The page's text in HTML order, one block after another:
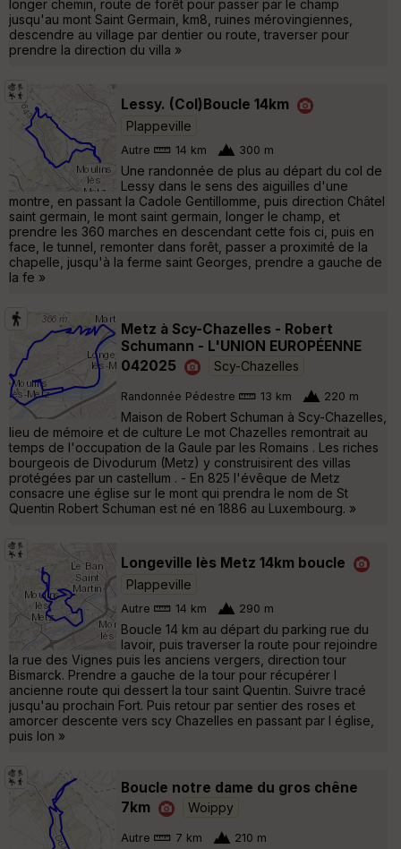
longer chemin, route de forêt pour passer par le champ
jusqu'au mont Saint Germain, km8, ruines mérovingiennes,
descendre au village par dentier ou route, traverser pour
prendre la direction du villa »
Lessy. (Col)Boucle 14km
Plappeville
Autre 14 km 300 m
Une randonnée de plus au départ du col de
Lessy dans le sens des aiguilles d'une
montre, en passant la Cadole Gentillomme, puis direction Châtel
saint germain, le mont saint germain, longer le champ, et
prendre les 360 marches en descendant cette fois ci, puis en
face, le tunnel, remonter dans forêt, passer a proximité de la
chapelle, jusqu'à la ferme saint Georges, prendre a gauche de
la fe »
Metz à Scy-Chazelles - Robert
Schumann - L'UNION EUROPÉENNE
042025
Scy-Chazelles
Randonnée Pédestre 13 km 220 m
Maison de Robert Schuman à Scy-Chazelles,
lieu de mémoire et de culture Le mot Chazelles remontrait au
temps de l'occupation de la Gaule par les Romains . Les riches
bourgeois de Divodurum (Metz) y construisirent des villas
protégées par un castellum . - En 825 l'évêque de Metz
consacre une église sur le mont qui prendra le nom de St
Quentin Robert Schuman est né en 1886 au Luxembourg. »
Longeville lès Metz 14km boucle
Plappeville
Autre 14 km 290 m
Boucle 14 km au départ du parking rue du
lavoir, puis traverser la route pour rejoindre
la rue des Vignes puis les anciens vergers, direction tour
Bismarck. Prendre a gauche de la tour pour récupérer l
ancienne route qui dessert la tour saint Quentin. Suivre tracé
jusqu'au prochain Fort. Puis retour par sentier des roses et
amorcer descente vers scy Chazelles en passant par l église,
puis lon »
Boucle notre dame du gros chêne
7km
Woippy
Autre 7 km 210 m